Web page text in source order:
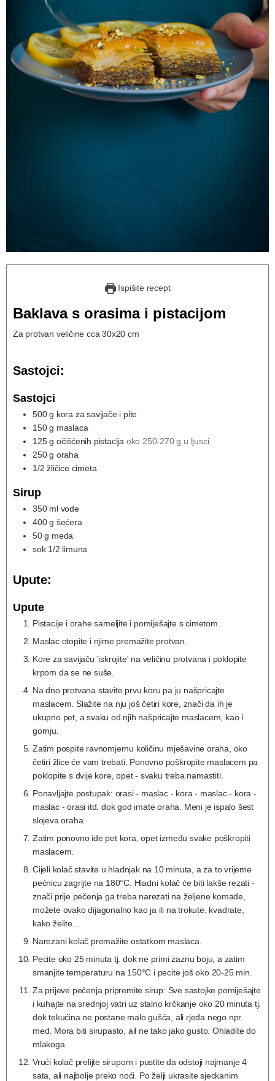
Ispišite recept
Baklava s orasima i pistacijom
Za protvan veličine cca 30x20 cm
Sastojci:
Sastojci
500 g kora za savijače i pite
150 g maslaca
125 g očišćenih pistacija oko 250-270 g u ljusci
250 g oraha
1/2 žličice cimeta
Sirup
350 ml vode
400 g šećera
50 g meda
sok 1/2 limuna
Upute:
Upute
Pistacije i orahe sameljite i pomiješajte s cimetom.
Maslac otopite i njime premažite protvan.
Kore za savijaču 'iskrojite' na veličinu protvana i poklopite
krpom da se ne suše.
Na dno protvana stavite prvu koru pa ju našpricajte
maslacem. Slažite na nju još četiri kore, znači da ih je
ukupno pet, a svaku od njih našpricajte maslacem, kao i
gornju.
Zatim pospite ravnomjernu količinu mješavine oraha, oko
četiri žlice će vam trebati. Ponovno poškropite maslacem pa
poklopite s dvije kore, opet - svaku treba namastiti.
Ponavljajte postupak: orasi - maslac - kora - maslac - kora -
maslac - orasi itd. dok god imate oraha. Meni je ispalo šest
slojeva oraha.
Zatim ponovno ide pet kora, opet između svake poškropiti
maslacem.
Cijeli kolač stavite u hladnjak na 10 minuta, a za to vrijeme
pećnicu zagrijte na 180°C. Hladni kolač će biti lakše rezati -
znači prije pečenja ga treba narezati na željene komade,
možete ovako dijagonalno kao ja ili na trokute, kvadrate,
kako želite...
Narezani kolač premažite ostatkom maslaca.
Pecite oko 25 minuta tj. dok ne primi zaznu boju, a zatim
smanjite temperaturu na 150°C i pecite još oko 20-25 min.
Za prijeve pečenja pripremite sirup: Sve sastojke pomiješajte
i kuhajte na srednjoj vatri uz stalno krčkanje oko 20 minuta tj.
dok tekućina ne postane malo gušća, ali rjeđa nego npr.
med. Mora biti sirupasto, ail ne tako jako gusto. Ohladite do
mlakoga.
Vrući kolač prelijte sirupom i pustite da odstoji najmanje 4
sata, ali najbolje preko noći. Po želji ukrasite sjeckanim